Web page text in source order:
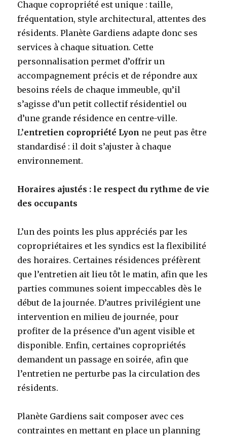
Chaque copropriété est unique : taille,
fréquentation, style architectural, attentes des
résidents. Planète Gardiens adapte donc ses
services à chaque situation. Cette
personnalisation permet d’offrir un
accompagnement précis et de répondre aux
besoins réels de chaque immeuble, qu’il
s’agisse d’un petit collectif résidentiel ou
d’une grande résidence en centre-ville.
L’entretien copropriété Lyon ne peut pas être
standardisé : il doit s’ajuster à chaque
environnement.
Horaires ajustés : le respect du rythme de vie
des occupants
L’un des points les plus appréciés par les
copropriétaires et les syndics est la flexibilité
des horaires. Certaines résidences préfèrent
que l’entretien ait lieu tôt le matin, afin que les
parties communes soient impeccables dès le
début de la journée. D’autres privilégient une
intervention en milieu de journée, pour
profiter de la présence d’un agent visible et
disponible. Enfin, certaines copropriétés
demandent un passage en soirée, afin que
l’entretien ne perturbe pas la circulation des
résidents.
Planète Gardiens sait composer avec ces
contraintes en mettant en place un planning